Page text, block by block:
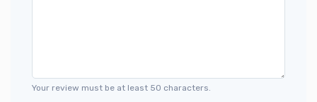
Your review must be at least 50 characters.